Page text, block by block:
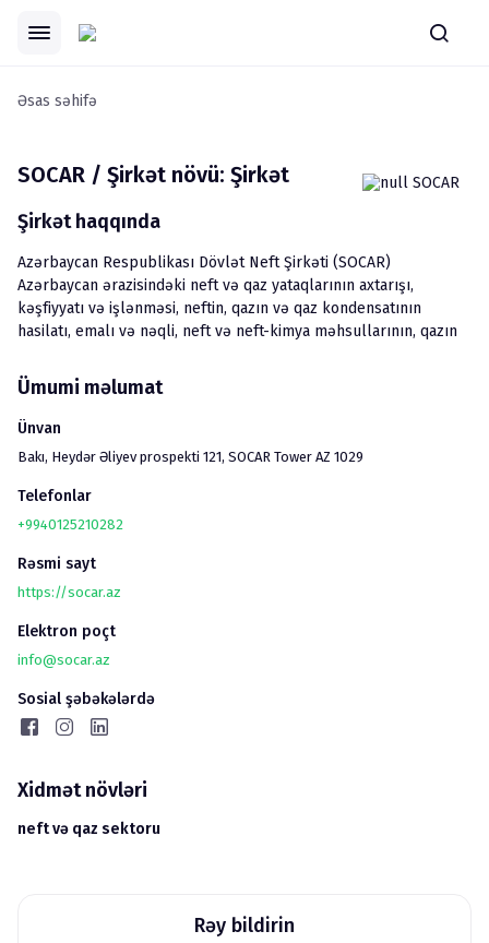
Əsas səhifə
SOCAR / Şirkət növü: Şirkət
Şirkət haqqında
Azərbaycan Respublikası Dövlət Neft Şirkəti (SOCAR)
Azərbaycan ərazisindəki neft və qaz yataqlarının axtarışı,
kəşfiyyatı və işlənməsi, neftin, qazın və qaz kondensatının
hasilatı, emalı və nəqli, neft və neft-kimya məhsullarının, qazın
sənayenin və əhalinin təbii qazla təchizatı ilə məşğul olur.
SOCAR-ın tərkibində 3 istehsalat birliyi, 1 neft və 1 qaz emalı
zavodu, Dərin Özüllər Zavodu, 2 trest, 1 institut daxil olmaqla
malik 4 qurum fəaliyyət göstərir.
Ümumi məlumat
Ünvan
Bakı, Heydər Əliyev prospekti 121, SOCAR Tower AZ 1029
Telefonlar
+9940125210282
Rəsmi sayt
https://socar.az
Elektron poçt
info@socar.az
Sosial şəbəkələrdə
Xidmət növləri
neft və qaz sektoru
Rəy bildirin